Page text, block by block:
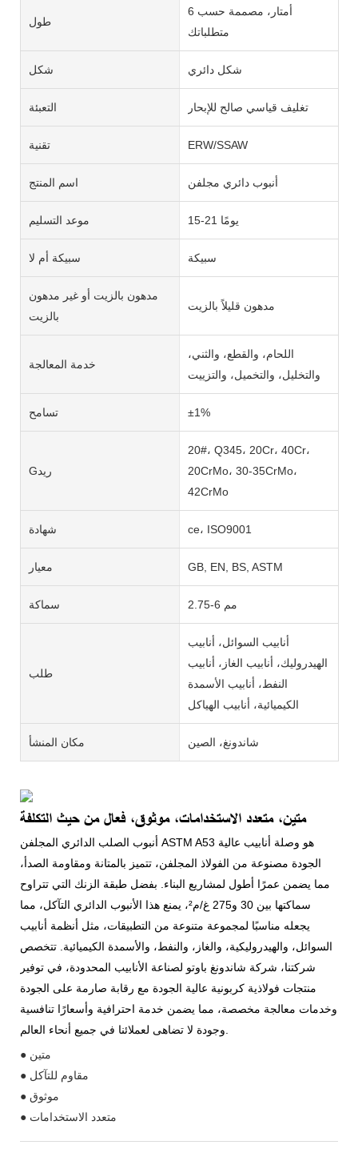
طول
6 أمتار، مصممة حسب
متطلباتك
شكل شكل دائري
التعبئة تغليف قياسي صالح للإبحار
تقنية ERW/SSAW
اسم المنتج أنبوب دائري مجلفن
موعد التسليم 15-21 يومًا
سبيكة أم لا سبيكة
مدهون بالزيت أو غير مدهون
بالزيت
مدهون قليلاً بالزيت
خدمة المعالجة
اللحام، والقطع، والثني،
والتخليل، والتخميل، والتزييت
تسامح ±1%
Gريد
20#، Q345، 20Cr، 40Cr،
20CrMo، 30-35CrMo،
42CrMo
شهادة ce، ISO9001
معيار GB, EN, BS, ASTM
سماكة 2.75-6 مم
طلب
أنابيب السوائل، أنابيب
الهيدروليك، أنابيب الغاز، أنابيب
النفط، أنابيب الأسمدة
الكيميائية، أنابيب الهياكل
مكان المنشأ شاندونغ، الصين
متين، متعدد الاستخدامات، موثوق، فعال من حيث التكلفة
أنبوب الصلب الدائري المجلفن ASTM A53 هو وصلة أنابيب عالية
الجودة مصنوعة من الفولاذ المجلفن، تتميز بالمتانة ومقاومة الصدأ،
مما يضمن عمرًا أطول لمشاريع البناء. بفضل طبقة الزنك التي تتراوح
سماكتها بين 30 و275 غ/م²، يمنع هذا الأنبوب الدائري التآكل، مما
يجعله مناسبًا لمجموعة متنوعة من التطبيقات، مثل أنظمة أنابيب
السوائل، والهيدروليكية، والغاز، والنفط، والأسمدة الكيميائية. تتخصص
شركتنا، شركة شاندونغ باوتو لصناعة الأنابيب المحدودة، في توفير
منتجات فولاذية كربونية عالية الجودة مع رقابة صارمة على الجودة
وخدمات معالجة مخصصة، مما يضمن خدمة احترافية وأسعارًا تنافسية
● متين
● مقاوم للتآكل
● موثوق
● متعدد الاستخدامات